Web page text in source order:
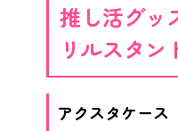
推し活グッ
リルスタン
アクスタケース